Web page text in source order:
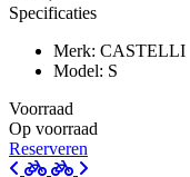
Specificaties
Merk: CASTELLI
Model: S
Voorraad
Op voorraad
Reserveren